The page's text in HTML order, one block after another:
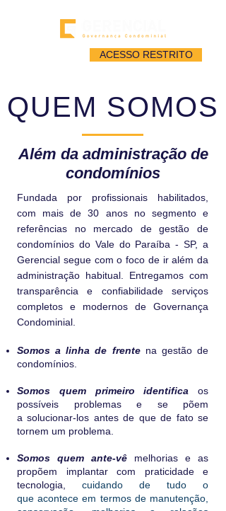
ACESSO RESTRITO
QUEM SOMOS
Além da administração de
condomínios
Fundada por profissionais habilitados,
com mais de 30 anos no segmento e
referências no mercado de gestão de
condomínios do Vale do Paraíba - SP, a
Gerencial segue com o foco de ir além da
administração habitual. Entregamos com
transparência e confiabilidade serviços
completos e modernos de Governança
Condominial.
Somos a linha de frentena gestão de
condomínios.
Somos quem primeiro identifica os
possíveis problemas e se põem
a solucionar-los antes de que de fato se
tornem um problema.
Somos quem ante-vê melhorias e as
propõem implantar com praticidade e
tecnologia, cuidando de tudo o
que acontece em termos de manutenção,